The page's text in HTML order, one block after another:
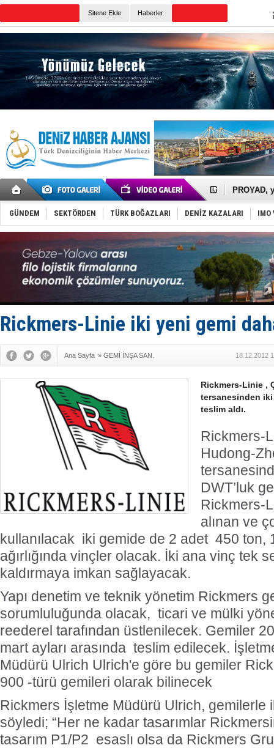
Sitene Ekle Haberler
İTU AUV,
PROYAD,
Türkiye-
Türk
Deniz
DÖDER,
Fairline,
Baltık
Runit
Limana
Türk
Hüseyin
Med
GÜNDEM SEKTÖRDEN TÜRK BOĞAZLARI DENİZ KAZALARI IMO
Rickmers-Linie iki yeni gemi
Ana Sayfa » GEMİ İNŞA SAN. 18.12.2012
Rickmers-Linie ,
tersanesinden iki
teslim aldı.
Rickmers-
Hudong-
DWT’luk
Rickmers-
alınan ve
kullanılacak iki gemide de 2 adet 450 ton,
ağırlığında vinçler olacak. İki ana vinç tek
kaldırmaya imkan sağlayacak.
Yapı denetim ve teknik yönetim Rickmers
sorumluluğunda olacak, ticari ve mülki
reederel tarafından üstlenilecek. Gemiler
mart ayları arasında teslim edilecek.
Müdürü Ulrich Ulrich'e göre bu gemiler
900 -türü gemileri olarak bilinecek
Rickmers İşletme Müdürü Ulrich, gemilerle
söyledi; “Her ne kadar tasarımlar
tasarım P1/P2 esaslı olsa da Rickmers